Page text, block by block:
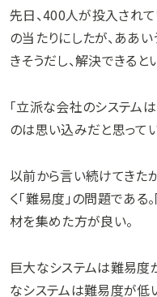
先日、400人が投入され
の当たりにしたが、ああ
きそうだし、解決できると
「立派な会社のシステム
のは思い込みだと思ってい
以前から言い続けてきた
く「難易度」の問題であ
材を集めた方が良い。
巨大なシステムは難易度
なシステムは難易度が低